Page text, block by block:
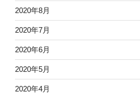
2020年8月
2020年7月
2020年6月
2020年5月
2020年4月